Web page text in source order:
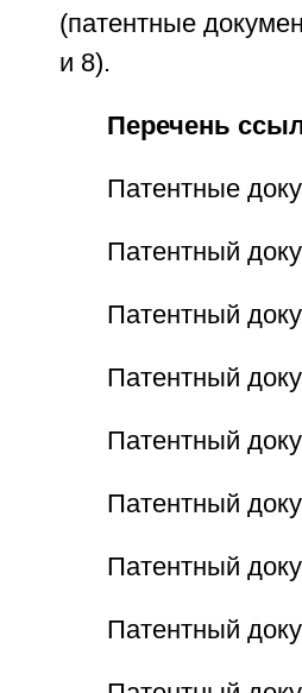
(патентные
и 8).
Перечень
Патентные
Патентный
Патентный
Патентный
Патентный
Патентный
Патентный
Патентный